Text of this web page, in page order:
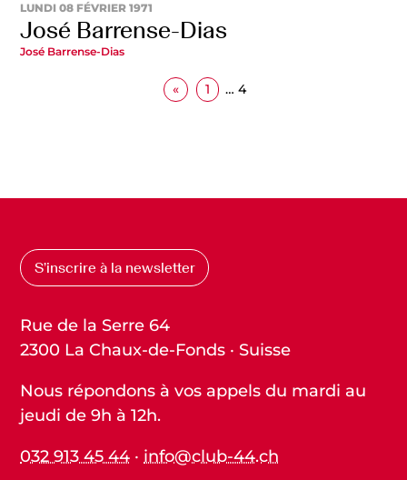
LUNDI 08 FÉVRIER 1971
José Barrense-Dias
José Barrense-Dias
« 1 … 4
S’inscrire à la newsletter
Rue de la Serre 64
2300 La Chaux-de-Fonds · Suisse
Nous répondons à vos appels du mardi au
jeudi de 9h à 12h.
032 913 45 44 ·info@club-44.ch